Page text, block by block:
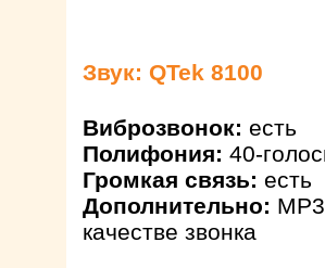
Звук: QTek 8100
Виброзвонок: есть
Полифония: 40-
Громкая связь: есть
Дополнительно:
качестве звонка